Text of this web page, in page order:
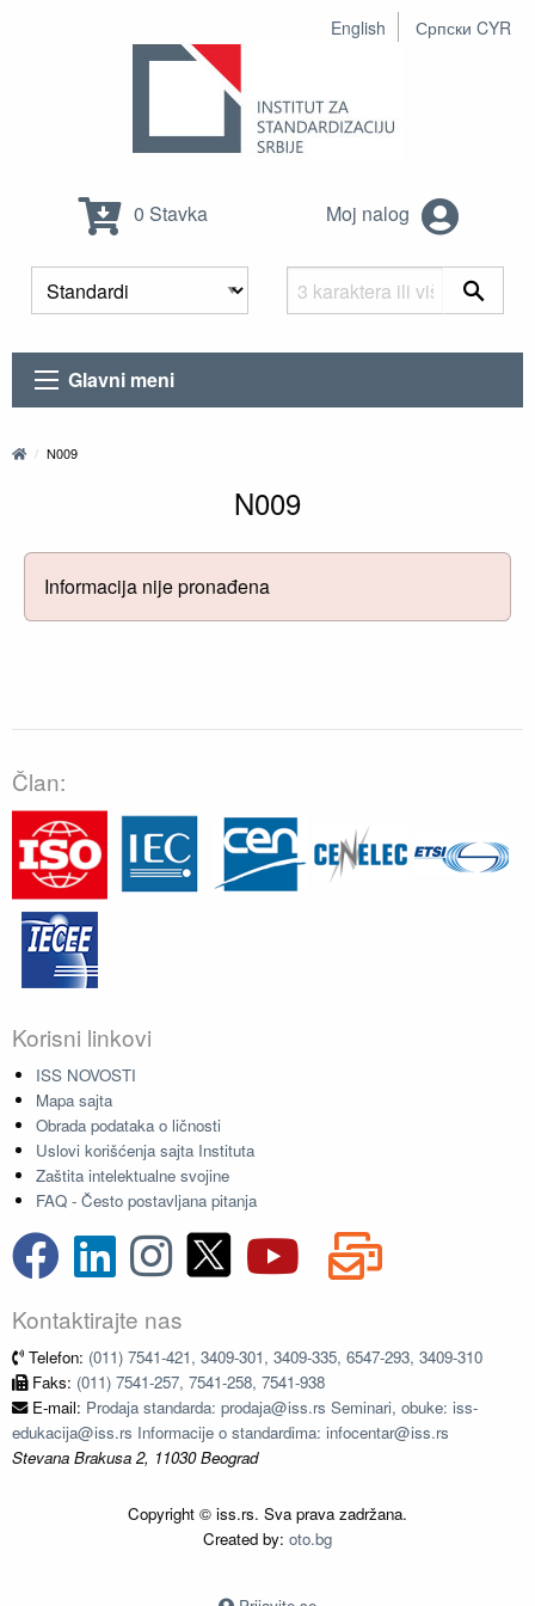
English Српски CYR
0 Stavka Moj nalog
Glavni meni
N009
N009
Informacija nije pronađena
Član:
Korisni linkovi
ISS NOVOSTI
Mapa sajta
Obrada podataka o ličnosti
Uslovi korišćenja sajta Instituta
Zaštita intelektualne svojine
FAQ - Često postavljana pitanja
Kontaktirajte nas
Telefon: (011) 7541-421, 3409-301, 3409-335, 6547-293, 3409-310
Faks: (011) 7541-257, 7541-258, 7541-938
E-mail: Prodaja standarda: prodaja@iss.rs Seminari, obuke: iss-
edukacija@iss.rs Informacije o standardima: infocentar@iss.rs
Stevana Brakusa 2, 11030 Beograd
Copyright © iss.rs. Sva prava zadržana.
Created by: oto.bg